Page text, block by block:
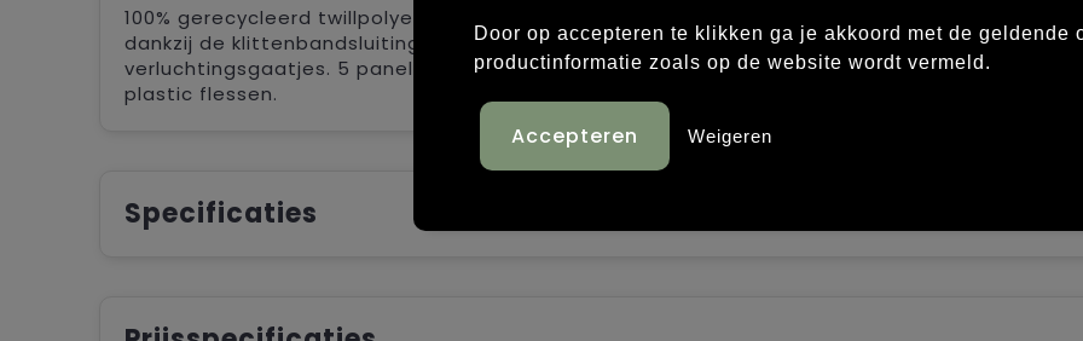
100% gerecycleerd twillpolyester. Voorgevormde zonneklep met 6 rijen sierstiksels.
dankzij de klittenbandsluiting. Naadloos voorpaneel. Verstevigd voorpaneel. Geborduurde
verluchtingsgaatjes. 5 panelen. Gemaakt van duurzaam, hoogwaardig garen van 100%
plastic flessen.
Specificaties
Door op accepteren te klikken ga je akkoord met de geldende
productinformatie zoals op de website wordt vermeld.
Weigeren